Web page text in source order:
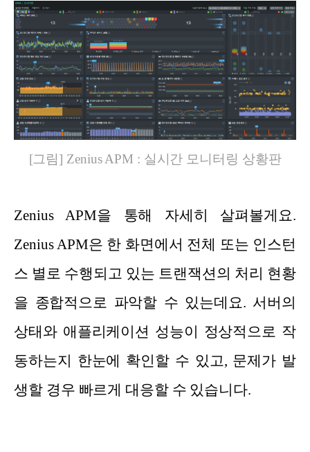
[그림] Zenius APM : 실시간 모니터링 상황판
Zenius APM을 통해 자세히 살펴볼게요.
Zenius APM은 한 화면에서 전체 또는 인스턴
스 별로 수행되고 있는 트랜잭션의 처리 현황
을 종합적으로 파악할 수 있는데요. 서버의
상태와 애플리케이션 성능이 정상적으로 작
동하는지 한눈에 확인할 수 있고, 문제가 발
생할 경우 빠르게 대응할 수 있습니다.